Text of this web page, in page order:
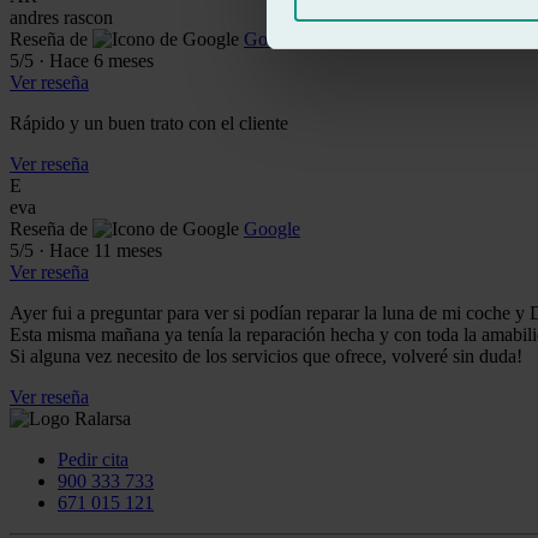
andres rascon
Reseña de
Google
5/5 · Hace 6 meses
Ver reseña
Rápido y un buen trato con el cliente
Ver reseña
E
eva
Reseña de
Google
5/5 · Hace 11 meses
Ver reseña
Ayer fui a preguntar para ver si podían reparar la luna de mi coche
Esta misma mañana ya tenía la reparación hecha y con toda la
Si alguna vez necesito de los servicios que ofrece, volveré sin duda!
Ver reseña
Pedir cita
900 333 733
671 015 121